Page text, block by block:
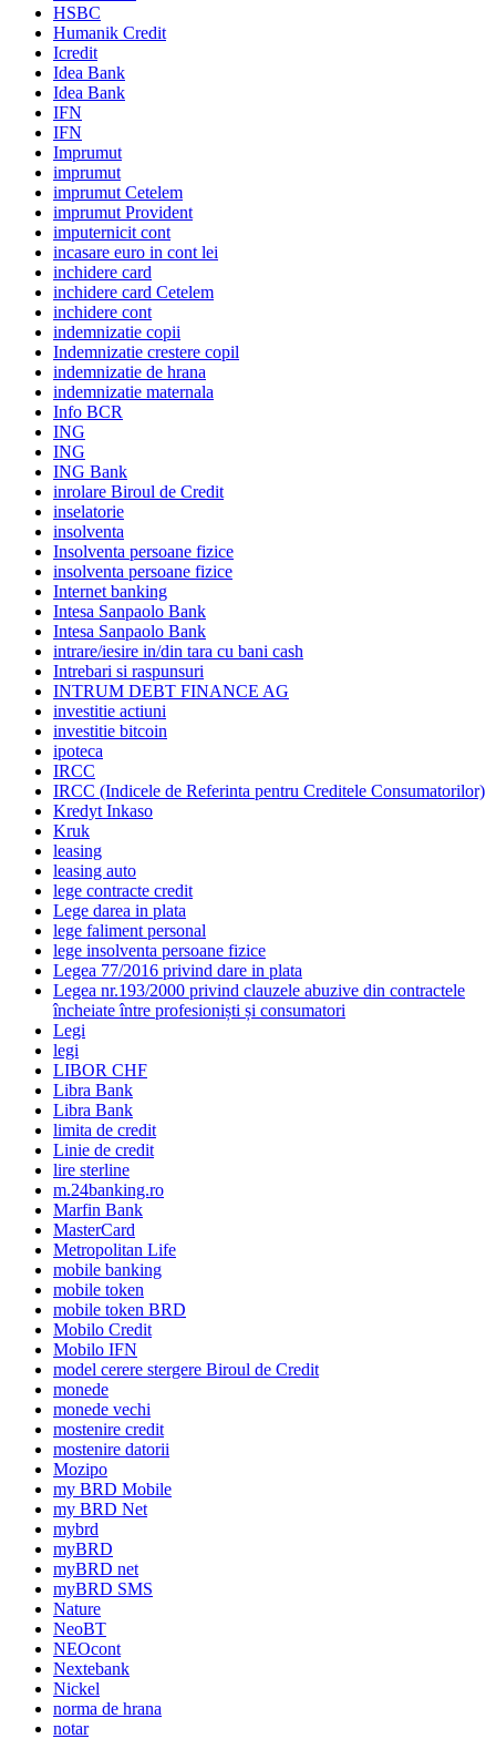
HSBC
Humanik Credit
Icredit
Idea Bank
Idea Bank
IFN
IFN
Imprumut
imprumut
imprumut Cetelem
imprumut Provident
imputernicit cont
incasare euro in cont lei
inchidere card
inchidere card Cetelem
inchidere cont
indemnizatie copii
Indemnizatie crestere copil
indemnizatie de hrana
indemnizatie maternala
Info BCR
ING
ING
ING Bank
inrolare Biroul de Credit
inselatorie
insolventa
Insolventa persoane fizice
insolventa persoane fizice
Internet banking
Intesa Sanpaolo Bank
Intesa Sanpaolo Bank
intrare/iesire in/din tara cu bani cash
Intrebari si raspunsuri
INTRUM DEBT FINANCE AG
investitie actiuni
investitie bitcoin
ipoteca
IRCC
IRCC (Indicele de Referinta pentru Creditele Consumatorilor)
Kredyt Inkaso
Kruk
leasing
leasing auto
lege contracte credit
Lege darea in plata
lege faliment personal
lege insolventa persoane fizice
Legea 77/2016 privind dare in plata
Legea nr.193/2000 privind clauzele abuzive din contractele
încheiate între profesioniști și consumatori
Legi
legi
LIBOR CHF
Libra Bank
Libra Bank
limita de credit
Linie de credit
lire sterline
m.24banking.ro
Marfin Bank
MasterCard
Metropolitan Life
mobile banking
mobile token
mobile token BRD
Mobilo Credit
Mobilo IFN
model cerere stergere Biroul de Credit
monede
monede vechi
mostenire credit
mostenire datorii
Mozipo
my BRD Mobile
my BRD Net
mybrd
myBRD
myBRD net
myBRD SMS
Nature
NeoBT
NEOcont
Nextebank
Nickel
norma de hrana
notar